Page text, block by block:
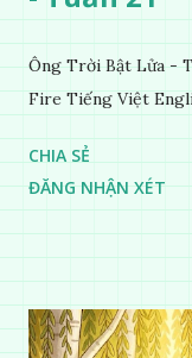
Ông Trời Bật Lửa -
Fire Tiếng Việt
CHIA SẺ
ĐĂNG NHẬN XÉT